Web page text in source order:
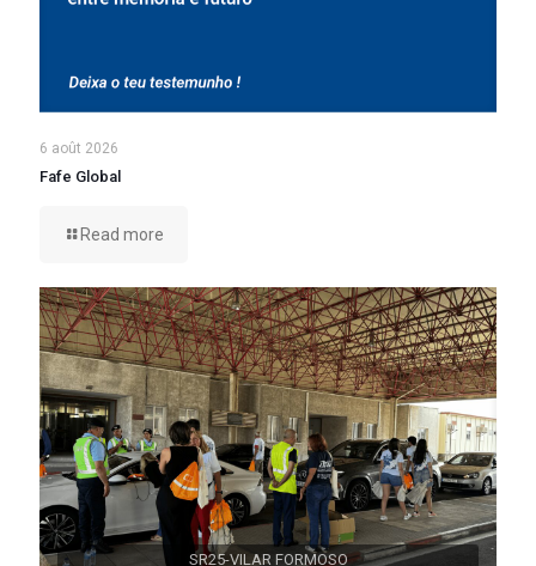
6 août 2026
Fafe Global
Read more
SR25-VILAR FORMOSO